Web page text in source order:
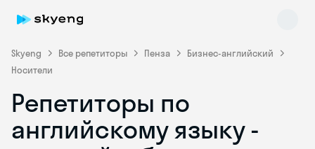
Skyeng Все репетиторы Пенза
Бизнес-английский
Носители
Репетиторы по
английскому языку -